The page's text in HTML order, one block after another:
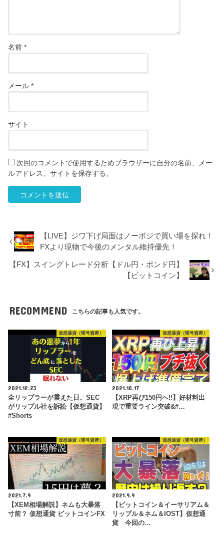
名前*
メール*
サイト
次回のコメントで使用するためブラウザーに自分の名前、メー
ルアドレス、サイトを保存する。
【LIVE】ジワ下げ局面はノーポジで買い場を探れ！
FXより現物で今後のメンタル維持優先！
【FX】スイングトレード分析【ドル円・ポンド円】
【ビットコイン】
RECOMMEND こちらの記事も人気です。
仮想通貨（暗号資産）
2021.12.23
全リップラーが震えた日。SEC
がリップル社を訴訟【仮想通貨】
#Shorts
仮想通貨（暗号資産）
2021.10.17
【XRP再び150円へ‼︎】好材料出
現で重要ライン突破&#…
仮想通貨（暗号資産）
2021.7.9
【XEM相場解説】ネムも大暴落
寸前？ 仮想通貨 ビットコインFX
仮想通貨（暗号資産）
2021.9.9
【ビットコイン＆イーサリアム＆
リップル＆ネム＆IOST】仮想通
貨 今回の…